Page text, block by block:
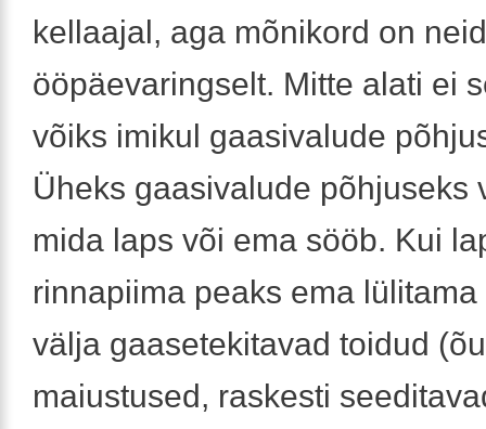
kellaajal, aga mõnikord on
ööpäevaringselt. Mitte alati ei
võiks imikul gaasivalude
Üheks gaasivalude põhjuseks
mida laps või ema sööb. Kui
rinnapiima peaks ema
välja gaasetekitavad toidud
maiustused, raskesti